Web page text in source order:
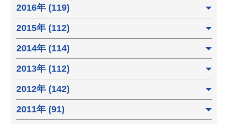
2016年 (119)
2015年 (112)
2014年 (114)
2013年 (112)
2012年 (142)
2011年 (91)